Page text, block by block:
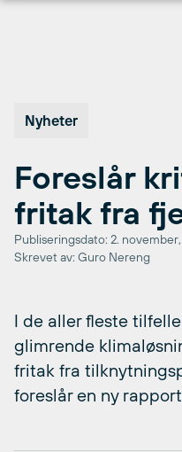
Nyheter
Foreslår
fritak fra
Publiseringsdato: 2. november,
Skrevet av: Guro Nereng
I de aller fleste
glimrende
fritak fra
foreslår en ny